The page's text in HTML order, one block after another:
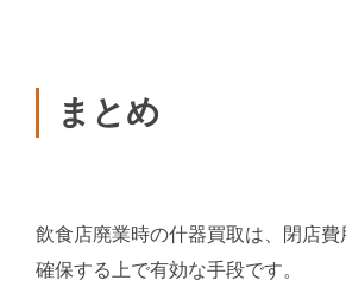
まとめ
飲食店廃業時の什器買取は、閉店費
確保する上で有効な手段です。